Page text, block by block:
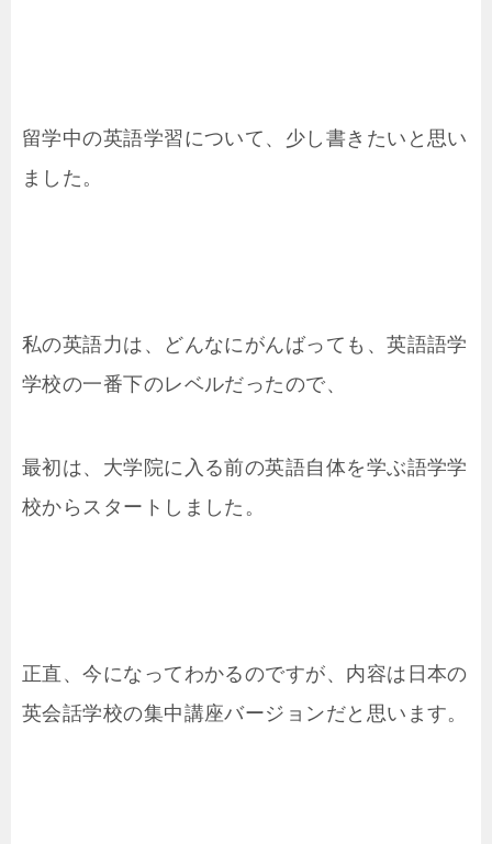
留学中の英語学習について、少し書きたいと思い
ました。
私の英語力は、どんなにがんばっても、英語語学
学校の一番下のレベルだったので、
最初は、大学院に入る前の英語自体を学ぶ語学学
校からスタートしました。
正直、今になってわかるのですが、内容は日本の
英会話学校の集中講座バージョンだと思います。